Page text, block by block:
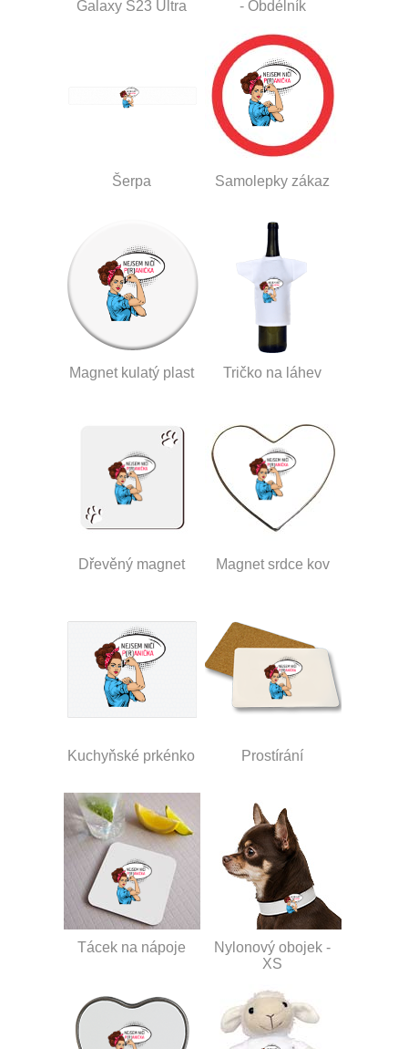
Galaxy S23 Ultra - Obdélník
Šerpa Samolepky zákaz
Magnet kulatý plast Tričko na láhev
Dřevěný magnet Magnet srdce kov
Kuchyňské prkénko Prostírání
Tácek na nápoje
Nylonový obojek -
XS